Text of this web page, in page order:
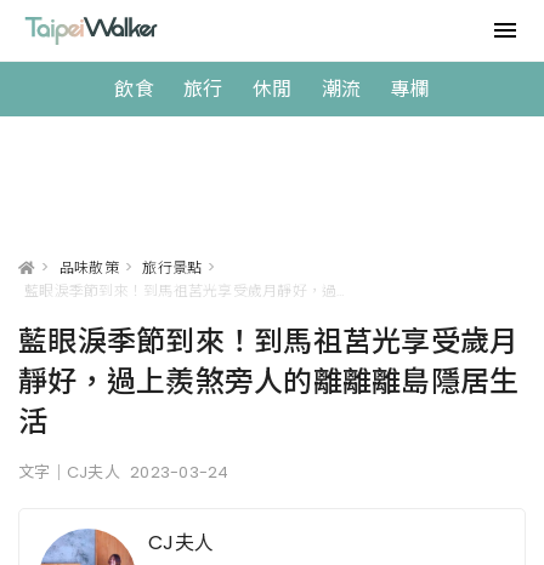
飲食 旅行 休閒 潮流 專欄
> 品味散策 > 旅行景點 >
藍眼淚季節到來！到馬祖莒光享受歲月
靜好，過上羨煞旁人的離離離島隱居生
活
文字｜CJ夫人 2023-03-24
CJ夫人